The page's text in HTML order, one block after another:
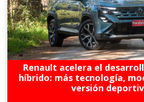
Renault acelera el
híbrido: más tecnología,
versión